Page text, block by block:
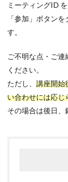
ミーティングID を
「参加」ボタン
す。
ご不明な点・ご
ください。
ただし、 講座開始
い合わせには応じ
その場合は後日、